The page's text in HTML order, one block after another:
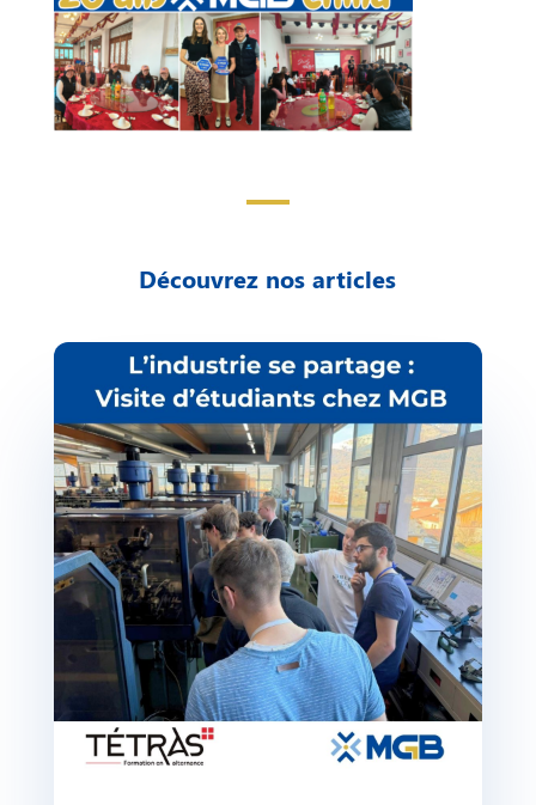
Découvrez nos articles